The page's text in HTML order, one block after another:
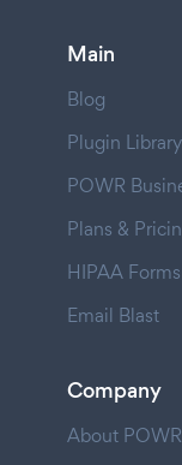
Main
Blog
Plugin Library
POWR
Plans &
HIPAA Forms
Email Blast
Company
About POWR